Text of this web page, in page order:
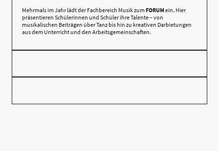
Mehrmals im Jahr lädt der Fachbereich Musik zum FORUMein. Hier
präsentieren Schülerinnen und Schüler ihre Talente – von
musikalischen Beiträgen über Tanz bis hin zu kreativen Darbietungen
aus dem Unterricht und den Arbeitsgemeinschaften.